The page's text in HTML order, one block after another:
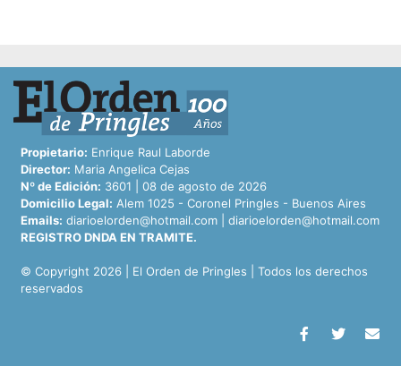
Propietario: Enrique Raul Laborde
Director: Maria Angelica Cejas
Nº de Edición: 3601 | 08 de agosto de 2026
Domicilio Legal: Alem 1025 - Coronel Pringles - Buenos Aires
Emails: diarioelorden@hotmail.com
diarioelorden@hotmail.com
REGISTRO DNDA EN TRAMITE.
© Copyright 2026 | El Orden de Pringles | Todos los derechos
reservados